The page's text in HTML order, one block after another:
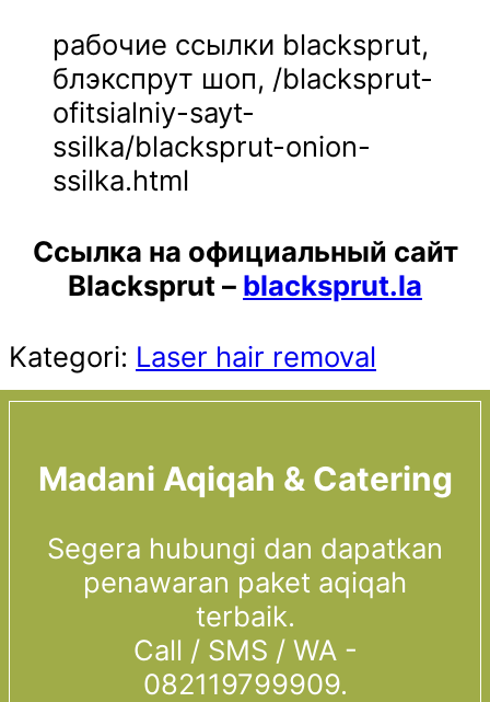
рабочие ссылки blacksprut,
блэкспрут шоп, /blacksprut-
ofitsialniy-sayt-
ssilka/blacksprut-onion-
ssilka.html
Ссылка на официальный сайт
Blacksprut – blacksprut.la
Kategori: Laser hair removal
Madani Aqiqah & Catering
Segera hubungi dan dapatkan
penawaran paket aqiqah
terbaik.
Call / SMS / WA -
082119799909.